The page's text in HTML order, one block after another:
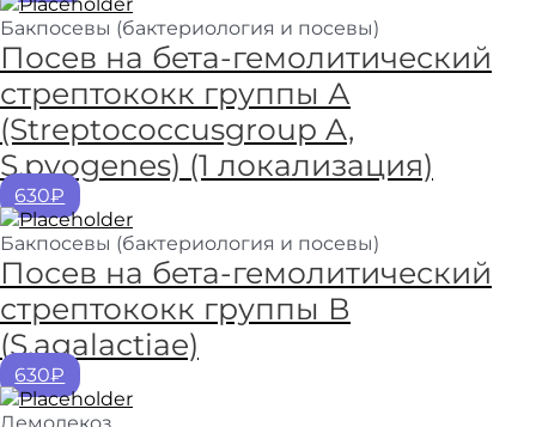
Бакпосевы (бактериология и посевы)
Посев на бета-гемолитический
стрептококк группы А
(Streptococcusgroup A,
S.pyogenes) (1 локализация)
630₽
Бакпосевы (бактериология и посевы)
Посев на бета-гемолитический
стрептококк группы В
(S.agalactiae)
630₽